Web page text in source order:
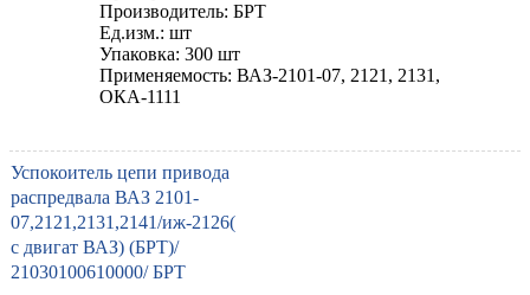
Производитель: БРТ
Ед.изм.: шт
Упаковка: 300 шт
Применяемость: ВАЗ-2101-07, 2121, 2131,
ОКА-1111
Успокоитель цепи привода
распредвала ВАЗ 2101-
07,2121,2131,2141/иж-2126(
с двигат ВАЗ) (БРТ)/
21030100610000/ БРТ